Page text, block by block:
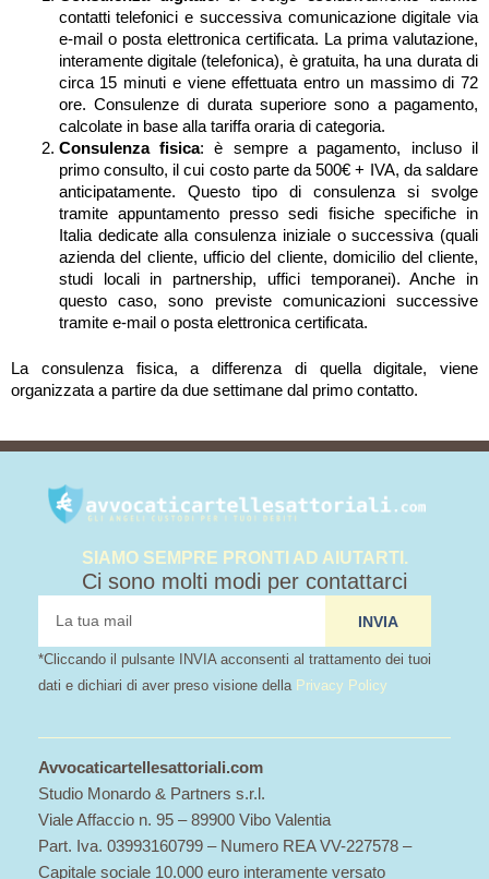
contatti telefonici e successiva comunicazione digitale via
e-mail o posta elettronica certificata. La prima valutazione,
interamente digitale (telefonica), è gratuita, ha una durata di
circa 15 minuti e viene effettuata entro un massimo di 72
ore. Consulenze di durata superiore sono a pagamento,
calcolate in base alla tariffa oraria di categoria.
Consulenza fisica: è sempre a pagamento, incluso il
primo consulto, il cui costo parte da 500€ + IVA, da saldare
anticipatamente. Questo tipo di consulenza si svolge
tramite appuntamento presso sedi fisiche specifiche in
Italia dedicate alla consulenza iniziale o successiva (quali
azienda del cliente, ufficio del cliente, domicilio del cliente,
studi locali in partnership, uffici temporanei). Anche in
questo caso, sono previste comunicazioni successive
tramite e-mail o posta elettronica certificata.
La consulenza fisica, a differenza di quella digitale, viene
organizzata a partire da due settimane dal primo contatto.
SIAMO SEMPRE PRONTI AD AIUTARTI.
Ci sono molti modi per contattarci
INVIA
*Cliccando il pulsante INVIA acconsenti al trattamento dei tuoi
dati e dichiari di aver preso visione della Privacy Policy
Avvocaticartellesattoriali.com
Studio Monardo & Partners s.r.l.
Viale Affaccio n. 95 – 89900 Vibo Valentia
Part. Iva. 03993160799 – Numero REA VV-227578 –
Capitale sociale 10.000 euro interamente versato